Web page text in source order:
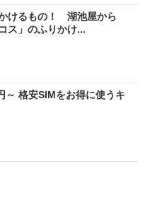
けるもの！ 湖池屋から
ス」のふりかけ...
～ 格安SIMをお得に使うキ